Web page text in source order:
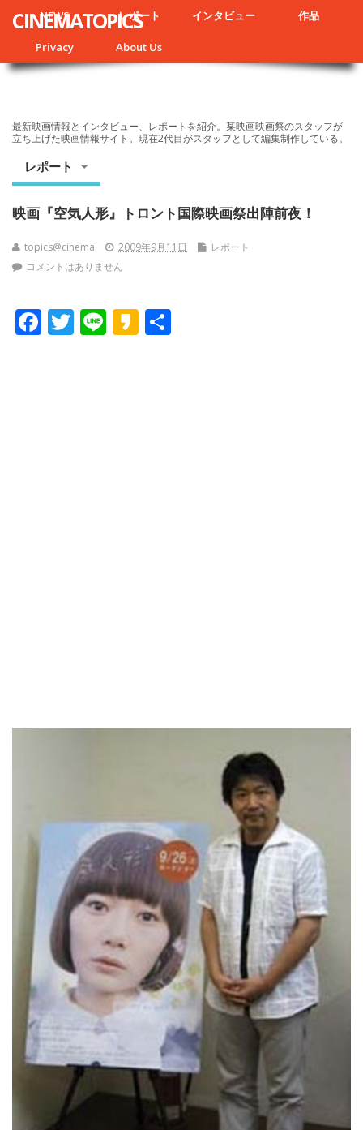
NEWS レポート インタビュー 作品
Privacy About Us
CINEMATOPICS
最新映画情報とインタビュー、レポートを紹介。某映画映画祭のスタッフが
立ち上げた映画情報サイト。現在2代目がスタッフとして編集制作している。
レポート
映画『空気人形』トロント国際映画祭出陣前夜！
topics@cinema 2009年9月11日
レポート
コメントはありません
F T Li K